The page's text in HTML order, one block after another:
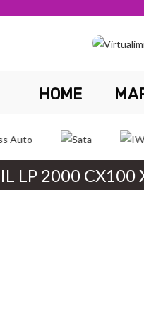
HOME
LP 2000 CX100